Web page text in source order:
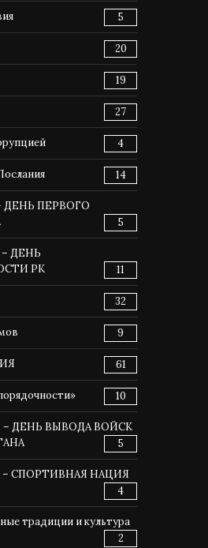
5
20
19
27
4
14
ДЕНЬ ПЕРВОГО
5
– ДЕНЬ
РК
11
32
9
61
10
– ДЕНЬ ВЫВОДА ВОЙСК
5
– СПОРТИВНАЯ НАЦИЯ
4
традиции и культура
2